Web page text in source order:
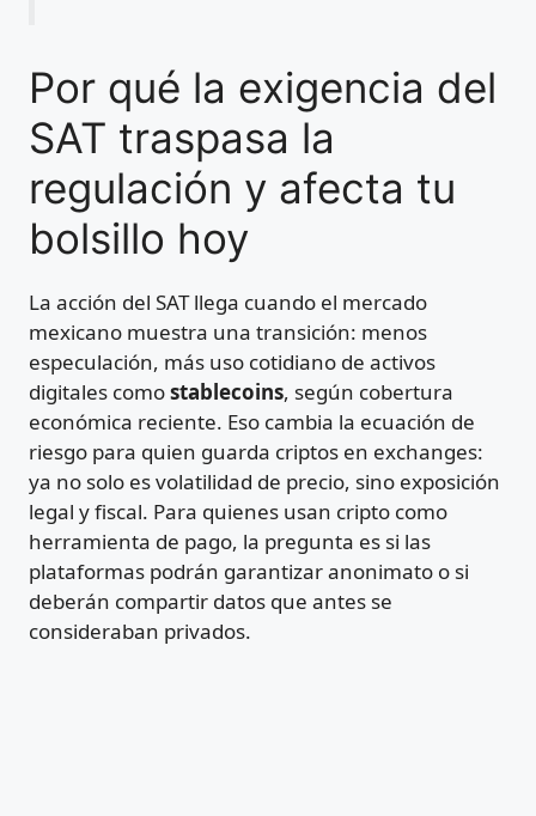
Por qué la exigencia del
SAT traspasa la
regulación y afecta tu
bolsillo hoy
La acción del SAT llega cuando el mercado
mexicano muestra una transición: menos
especulación, más uso cotidiano de activos
digitales comostablecoins, según cobertura
económica reciente. Eso cambia la ecuación de
riesgo para quien guarda criptos en exchanges:
ya no solo es volatilidad de precio, sino exposición
legal y fiscal. Para quienes usan cripto como
herramienta de pago, la pregunta es si las
plataformas podrán garantizar anonimato o si
deberán compartir datos que antes se
consideraban privados.